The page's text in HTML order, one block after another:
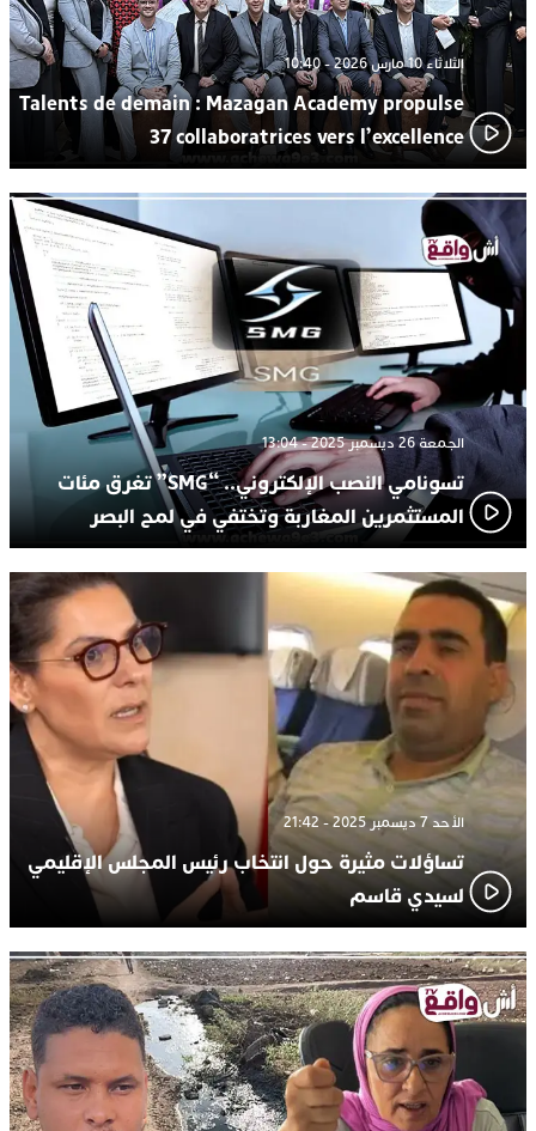
الثلاثاء 10 مارس 2026 - 10:40
Talents de demain : Mazagan Academy propulse
37 collaboratrices vers l’excellence
الجمعة 26 ديسمبر 2025 - 13:04
تسونامي النصب الإلكتروني.. “SMG” تغرق مئات
المستثمرين المغاربة وتختفي في لمح البصر
الأحد 7 ديسمبر 2025 - 21:42
تساؤلات مثيرة حول انتخاب رئيس المجلس الإقليمي
لسيدي قاسم